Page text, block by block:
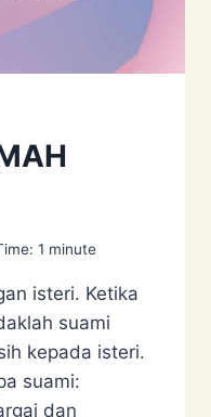
1 minute
isteri. Ketika
suami
kepada isteri.
suami:
dan